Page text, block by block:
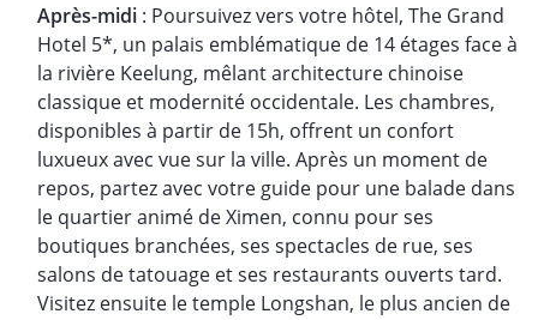
Après-midi : Poursuivez vers votre hôtel, The Grand
Hotel 5*, un palais emblématique de 14 étages face à
la rivière Keelung, mêlant architecture chinoise
classique et modernité occidentale. Les chambres,
disponibles à partir de 15h, offrent un confort
luxueux avec vue sur la ville. Après un moment de
repos, partez avec votre guide pour une balade dans
le quartier animé de Ximen, connu pour ses
boutiques branchées, ses spectacles de rue, ses
salons de tatouage et ses restaurants ouverts tard.
Visitez ensuite le temple Longshan, le plus ancien de